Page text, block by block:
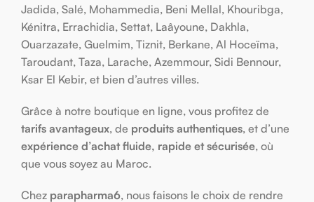
Jadida, Salé, Mohammedia, Beni Mellal, Khouribga,
Kénitra, Errachidia, Settat, Laâyoune, Dakhla,
Ouarzazate, Guelmim, Tiznit, Berkane, Al Hoceïma,
Taroudant, Taza, Larache, Azemmour, Sidi Bennour,
Ksar El Kebir, et bien d’autres villes.
Grâce à notre boutique en ligne, vous profitez de
tarifs avantageux, de produits authentiques, et d’une
expérience d’achat fluide, rapide et sécurisée, où
que vous soyez au Maroc.
Chez parapharma6, nous faisons le choix de rendre